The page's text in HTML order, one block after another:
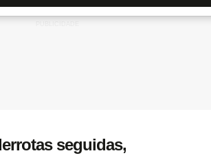
seguidas,